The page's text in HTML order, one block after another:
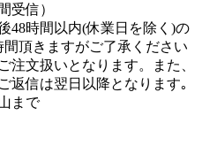
受信）
48時間以内(休業日を除く)の
頂きますがご了承ください
文扱いとなります。また、
返信は翌日以降となります｡
まで